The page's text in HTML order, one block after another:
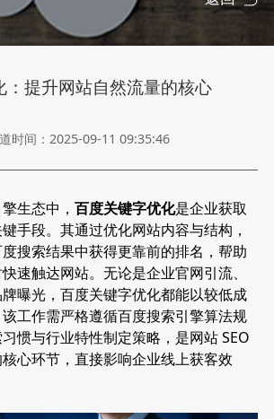
新闻资讯
：提升网站自然流量的核心
时间：2025-09-11 09:35:46
生态中， 百度关键字优化是企业获取
手段。其通过优化网站内容与结构，
搜索结果中获得更靠前的排名，帮助
速触达网站。无论是企业官网引流、
曝光，百度关键字优化都能以较低成
工作需严格遵循百度搜索引擎算法规
惯与行业特性制定策略，是网站 SEO
心环节，直接影响企业线上获客效